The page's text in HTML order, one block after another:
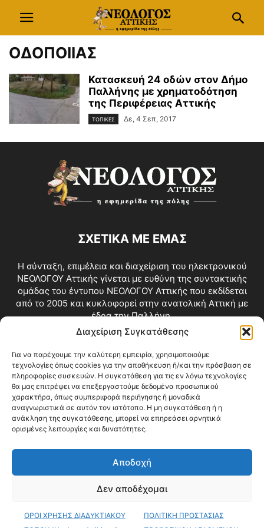
Διαχείριση Συγκατάθεσης
Για να παρέχουμε την καλύτερη εμπειρία, χρησιμοποιούμε
τεχνολογίες όπως cookies για την αποθήκευση ή/και την πρόσβαση σε
πληροφορίες συσκευών. Η συγκατάθεση για τις εν λόγω τεχνολογίες
θα μας επιτρέψει να επεξεργαστούμε δεδομένα προσωπικού
χαρακτήρα, όπως συμπεριφορά περιήγησης ή μοναδικά
αναγνωριστικά σε αυτόν τον ιστότοπο. Η μη συγκατάθεση ή η
ανάκληση της συγκατάθεσης, μπορεί να επηρεάσει αρνητικά
ορισμένες λειτουργίες και δυνατότητες.
Αποδοχή
Δεν αποδέχομαι
ΟΡΟΙ ΧΡΗΣΗΣ ΔΙΑΔΥΚΤΙΑΚΟΥ
ΠΟΛΙΤΙΚΗ ΠΡΟΣΤΑΣΙΑΣ
ΟΔΟΠΟΙΙΑΣ
Κατασκευή 24 οδών στον Δήμο
Παλλήνης με χρηματοδότηση
της Περιφέρειας Αττικής
ΤΟΠΙΚΕΣ Δε, 4 Σεπ, 2017
ΣΧΕΤΙΚΑ ΜΕ ΕΜΑΣ
Η σύνταξη, επιμέλεια και διαχείριση του ηλεκτρονικού
ΝΕΟΛΟΓΟΥ Αττικής γίνεται με ευθύνη της συντακτικής
ομάδας του έντυπου ΝΕΟΛΟΓΟΥ Αττικής που εκδίδεται
από το 2005 και κυκλοφορεί στην ανατολική Αττική με
έδρα την Παλλήνη.
Επικοινωνία:info@neologosattikis.gr
ΑΚΟΛΟΥΘΗΣΕ ΜΑΣ
Videos Όροι Χρήσης
© Copyright 2026 ΝΕΟΛΟΓΟΣ ΑΤΤΙΚΗΣ • All Rights Reserved •